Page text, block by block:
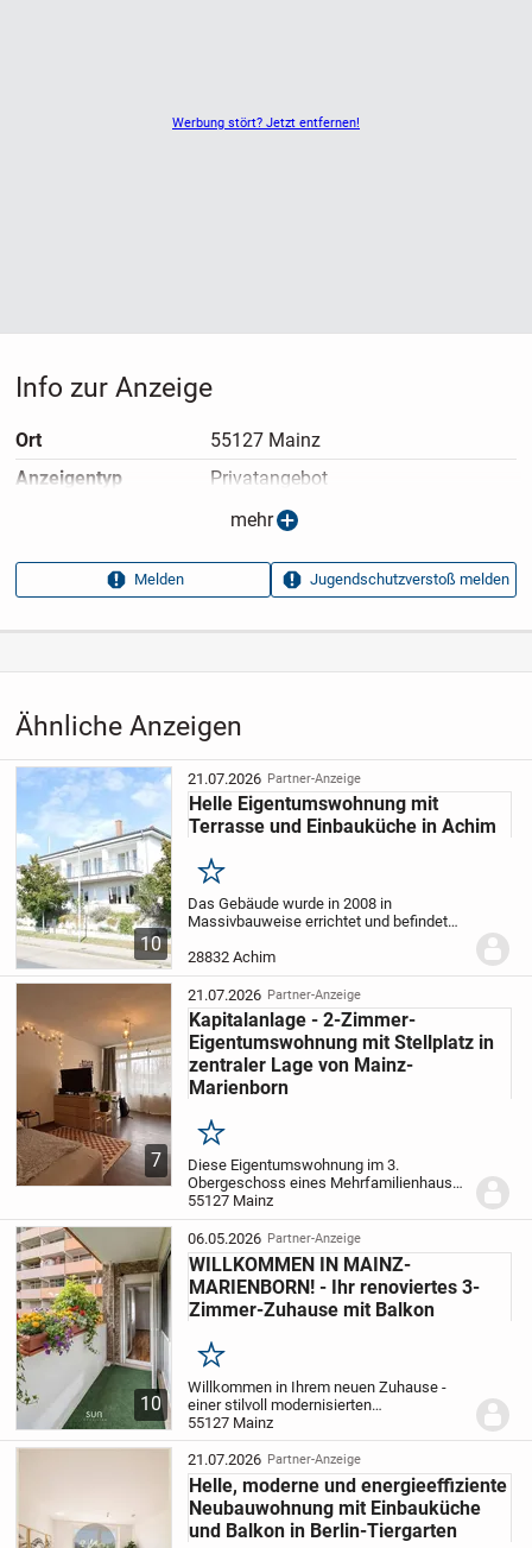
Werbung stört? Jetzt entfernen!
Ähnliche Anzeigen
10
21.07.2026 Partner-Anzeige
Helle Eigentumswohnung mit
Terrasse und Einbauküche in Achim
Merken
Das Gebäude wurde in 2008 in
Massivbauweise errichtet und befindet
besteht aus fünf miteinander
verbundenen Billen mit insgesamt 25
Zwei- und Drei-Zimmer...
28832 Achim
7
21.07.2026 Partner-Anzeige
Kapitalanlage - 2-Zimmer-
Eigentumswohnung mit Stellplatz in
zentraler Lage von Mainz-
Marienborn
Merken
Diese Eigentumswohnung im 3.
Obergeschoss eines Mehrfamilienhauses
bietet Ihnen über etwas weniger als 60 m²
ein sehr schönes, gepflegtes
Wohnambiente mit Loggia im Stadtteil
Marienborn. Die Loggia...
55127 Mainz
10
06.05.2026 Partner-Anzeige
WILLKOMMEN IN MAINZ-
MARIENBORN! - Ihr renoviertes 3-
Zimmer-Zuhause mit Balkon
Merken
Willkommen in Ihrem neuen Zuhause -
einer stilvoll modernisierten
Erdgeschosswohnung, die Wohnkomfort,
Qualität und ein besonderes Wohngefühl
harmonisch vereint. Auf ca. 84 m²
Wohnfläche erwartet Sie...
55127 Mainz
21.07.2026 Partner-Anzeige
Helle, moderne und energieeffiziente
Neubauwohnung mit Einbauküche
und Balkon in Berlin-Tiergarten
Info zur Anzeige
Ort
55127 Mainz
Anzeigen­typ
Privatangebot
23.08.2025
Anzeigen­kennung
ed1f5393
Aufrufe dieser
16
mehr
Melden Jugendschutzverstoß melden